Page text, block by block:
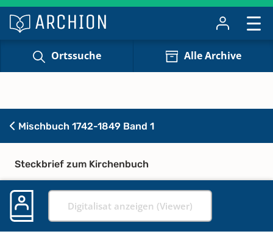
Ortssuche Alle Archive
Mischbuch 1742-1849 Band 1
Steckbrief zum Kirchenbuch
Digitalisat anzeigen (Viewer)